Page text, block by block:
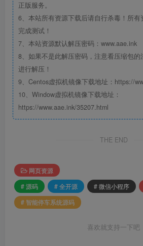
正版服务。
6、本站所有资源下载后请自行杀毒！所
完成测试！
7、本站资源默认解压密码：www.aae.ink
8、如果不是此解压密码，注意看压缩包的
进行解压！
9、Centos虚拟机镜像下载地址：https://
10、Window虚拟机镜像下载地址：
https://www.aae.ink/35207.html
THE END
网页资源
# 源码
# 全开源 # 微信小程序
# 智能停车系统源码
喜欢就支持一下吧